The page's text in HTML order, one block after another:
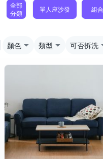
全部
分類
單人座沙發 組
顏色 類型 可否拆洗